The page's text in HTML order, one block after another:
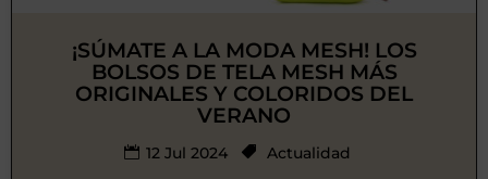
¡SÚMATE A LA MODA MESH! LOS
BOLSOS DE TELA MESH MÁS
ORIGINALES Y COLORIDOS DEL
VERANO
12 Jul 2024 Actualidad